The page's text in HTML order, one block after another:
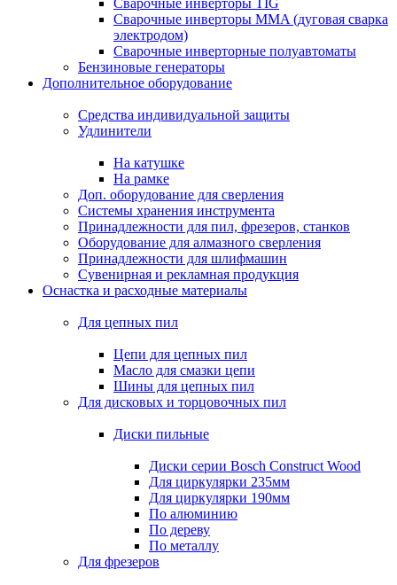
Сварочные инверторы TIG
Сварочные инверторы MMA (дуговая сварка
электродом)
Сварочные инверторные полуавтоматы
Бензиновые генераторы
Дополнительное оборудование
Средства индивидуальной защиты
Удлинители
На катушке
На рамке
Доп. оборудование для сверления
Системы хранения инструмента
Принадлежности для пил, фрезеров, станков
Оборудование для алмазного сверления
Принадлежности для шлифмашин
Сувенирная и рекламная продукция
Оснастка и расходные материалы
Для цепных пил
Цепи для цепных пил
Масло для смазки цепи
Шины для цепных пил
Для дисковых и торцовочных пил
Диски пильные
Диски серии Bosch Construct Wood
Для циркулярки 235мм
Для циркулярки 190мм
По алюминию
По дереву
По металлу
Для фрезеров